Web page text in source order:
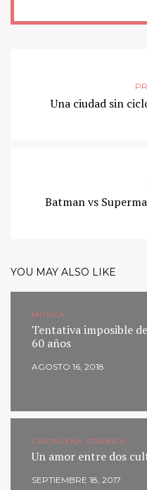
Una ciudad sin
Batman vs
YOU MAY ALSO LIKE
MÚSICA
Tentativa imposible
60 años
AGOSTO 16, 2018
CARTAGENA, CRÓNICA
Un amor entre dos
SEPTIEMBRE 18, 2017